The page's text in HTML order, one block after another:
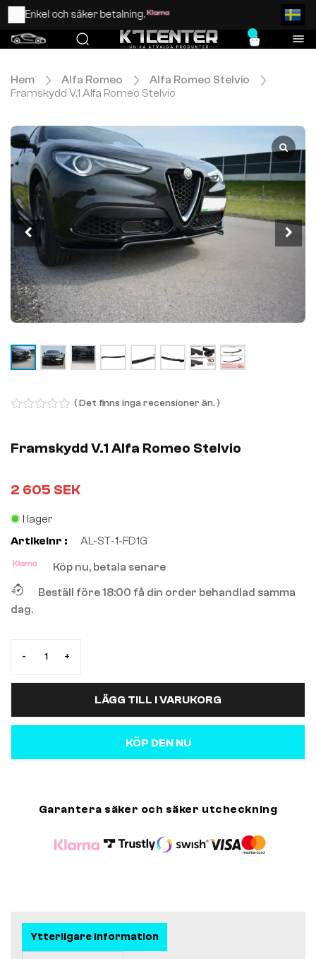
Enkel och säker betalning.
0
Hem Alfa Romeo
Alfa Romeo Stelvio
Framskydd V.1 Alfa Romeo Stelvio
of
5
( Det finns inga recensioner än. )
Framskydd V.1 Alfa Romeo Stelvio
2 605 SEK
I lager
Artikelnr :
AL-ST-1-FD1G
Köp nu, betala senare
Beställ före 18:00 få din order behandlad samma
dag.
- +
LÄGG TILL I VARUKORG
KÖP DEN NU
Garantera säker och säker utcheckning
Ytterligare information